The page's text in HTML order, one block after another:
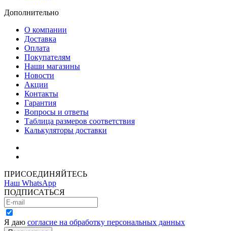
Дополнительно
О компании
Доставка
Оплата
Покупателям
Наши магазины
Новости
Акции
Контакты
Гарантия
Вопросы и ответы
Таблица размеров соответствия
Калькуляторы доставки
ПРИСОЕДИНЯЙТЕСЬ
Наш WhatsApp
ПОДПИСАТЬСЯ
Я даю согласие на обработку персональных данных